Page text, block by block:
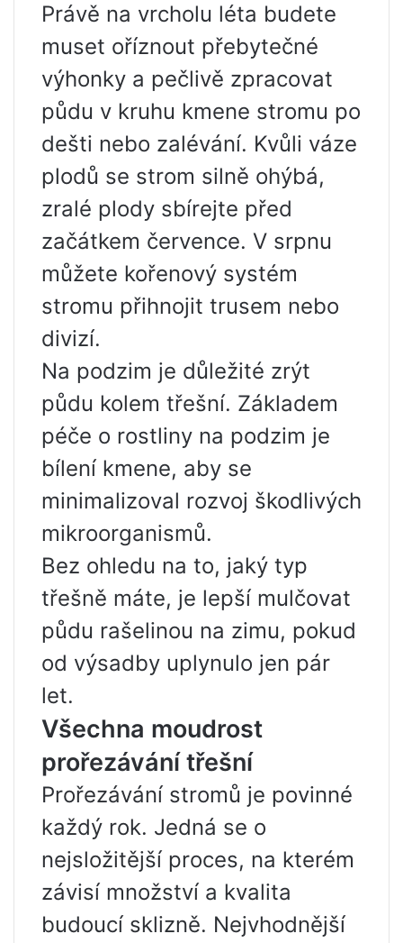
Právě na vrcholu léta budete
muset oříznout přebytečné
výhonky a pečlivě zpracovat
půdu v ​​kruhu kmene stromu po
dešti nebo zalévání. Kvůli váze
plodů se strom silně ohýbá,
zralé plody sbírejte před
začátkem července. V srpnu
můžete kořenový systém
stromu přihnojit trusem nebo
divizí.
Na podzim je důležité zrýt
půdu kolem třešní. Základem
péče o rostliny na podzim je
bílení kmene, aby se
minimalizoval rozvoj škodlivých
mikroorganismů.
Bez ohledu na to, jaký typ
třešně máte, je lepší mulčovat
půdu rašelinou na zimu, pokud
od výsadby uplynulo jen pár
let.
Všechna moudrost
prořezávání třešní
Prořezávání stromů je povinné
každý rok. Jedná se o
nejsložitější proces, na kterém
závisí množství a kvalita
budoucí sklizně. Nejvhodnější